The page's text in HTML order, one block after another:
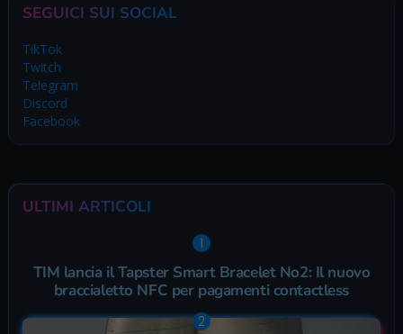
SEGUICI SUI SOCIAL
TikTok
Twitch
Telegram
Discord
Facebook
ULTIMI ARTICOLI
TIM lancia il Tapster Smart Bracelet No2: Il nuovo
braccialetto NFC per pagamenti contactless